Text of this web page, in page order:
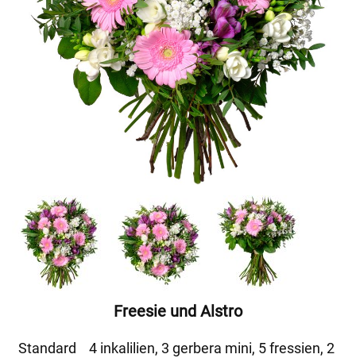
Freesie und Alstro
Standard
4 inkalilien, 3 gerbera mini, 5 fressien, 2